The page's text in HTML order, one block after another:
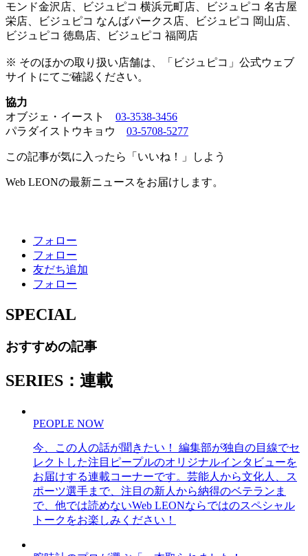
モンド金沢店、ビジュピコ 横浜元町店、ビジュピコ 名古屋
栄店、ビジュピコ なんばパークス店、ビジュピコ 岡山店、
ビジュピコ 徳島店、ビジュピコ 福岡店
※ そのほかの取り扱い店舗は、「ビジュピコ」公式ウェブ
サイトにてご確認ください。
協力
オブジェ・イースト 03-3538-3456
パラダイストウキョウ 03-5708-5277
この記事が気に入ったら「いいね！」しよう
Web LEONの最新ニュースをお届けします。
フォロー
フォロー
友だち追加
フォロー
SPECIAL
おすすめの記事
SERIES：連載
PEOPLE NOW
今、この人の話が聞きたい！ 編集部が独自の目線でセ
レクトした注目ピープルのオリジナルインタビューを
お届けする連載コーナーです。芸能人から文化人、ス
ポーツ選手まで、注目の新人から納得のベテランま
で、他では読めないWeb LEONならではのスペシャル
トークをお楽しみください！